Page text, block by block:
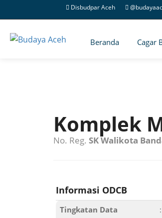
Disbudpar Aceh
Beranda Cagar
Komplek
No. Reg. SK Walikota
Informasi ODCB
Tingkatan Data :